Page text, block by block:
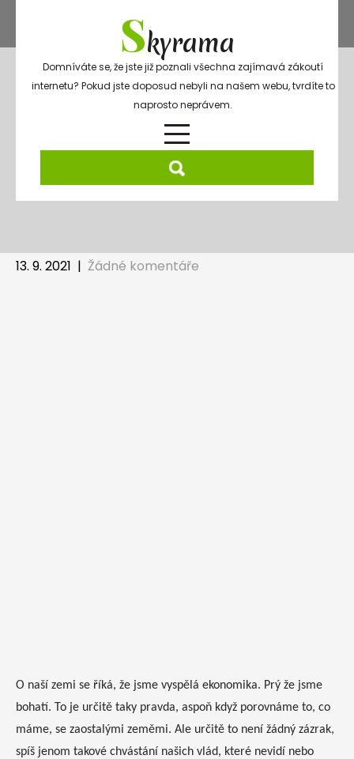
content
Skyrama
Domníváte se, že jste již poznali všechna zajímavá zákoutí
internetu? Pokud jste doposud nebyli na našem webu, tvrdíte to
naprosto neprávem.
Jaká je naše ekonomika
13. 9. 2021 | Žádné komentáře
O naší zemi se říká, že jsme vyspělá ekonomika. Prý že jsme
bohatí. To je určitě taky pravda, aspoň když porovnáme to, co
máme, se zaostalými zeměmi. Ale určitě to není žádný zázrak,
spíš jenom takové chvástání našich vlád, které nevidí nebo